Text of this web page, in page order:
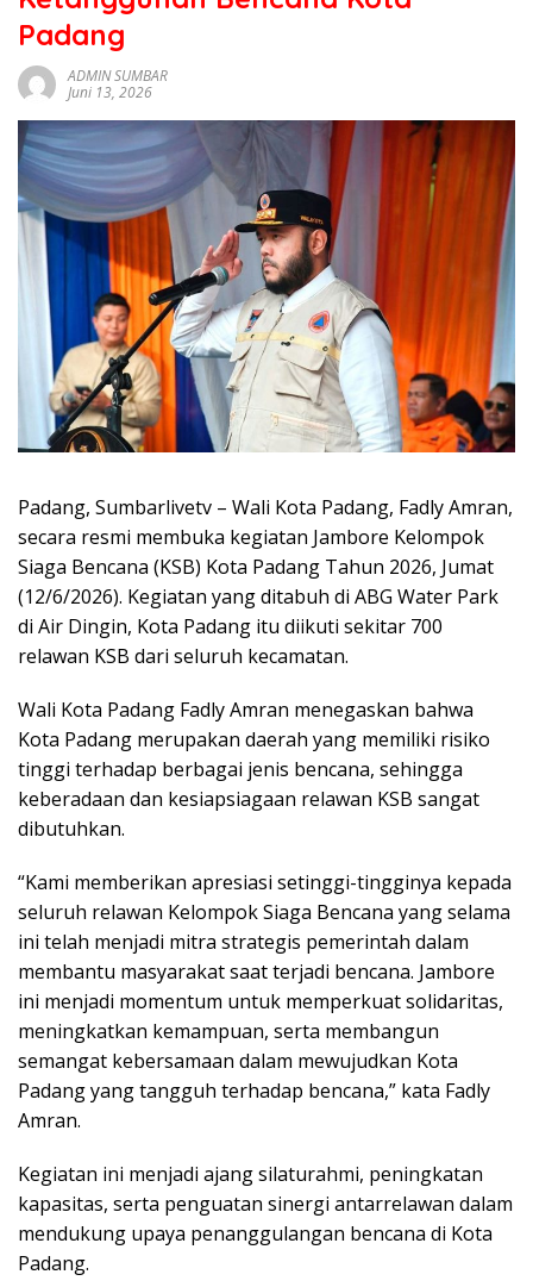
sumbar
tv
Padang
ADMIN SUMBAR
Juni 13, 2026
Padang, Sumbarlivetv – Wali Kota Padang, Fadly Amran,
secara resmi membuka kegiatan Jambore Kelompok
Siaga Bencana (KSB) Kota Padang Tahun 2026, Jumat
(12/6/2026). Kegiatan yang ditabuh di ABG Water Park
di Air Dingin, Kota Padang itu diikuti sekitar 700
relawan KSB dari seluruh kecamatan.
Wali Kota Padang Fadly Amran menegaskan bahwa
Kota Padang merupakan daerah yang memiliki risiko
tinggi terhadap berbagai jenis bencana, sehingga
keberadaan dan kesiapsiagaan relawan KSB sangat
dibutuhkan.
“Kami memberikan apresiasi setinggi-tingginya kepada
seluruh relawan Kelompok Siaga Bencana yang selama
ini telah menjadi mitra strategis pemerintah dalam
membantu masyarakat saat terjadi bencana. Jambore
ini menjadi momentum untuk memperkuat solidaritas,
meningkatkan kemampuan, serta membangun
semangat kebersamaan dalam mewujudkan Kota
Padang yang tangguh terhadap bencana,” kata Fadly
Amran.
Kegiatan ini menjadi ajang silaturahmi, peningkatan
kapasitas, serta penguatan sinergi antarrelawan dalam
mendukung upaya penanggulangan bencana di Kota
Padang.